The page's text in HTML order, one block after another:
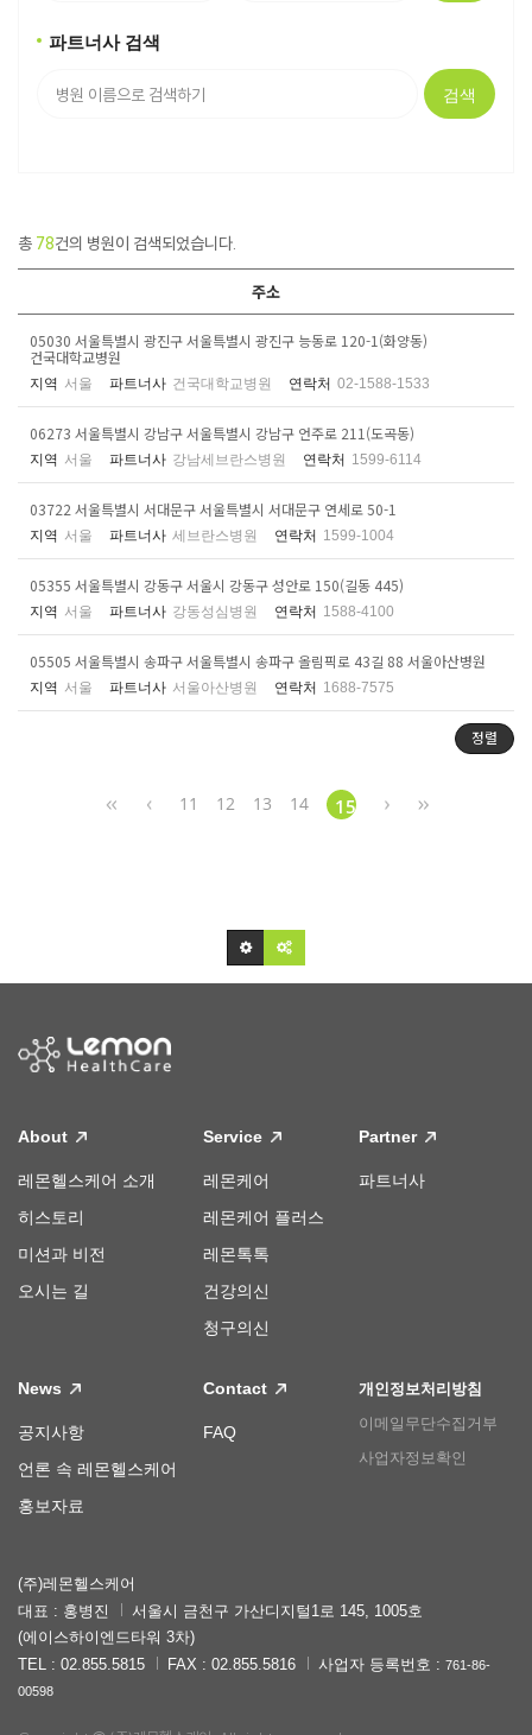
파트너사 검색
검색
총 78건의 병원이 검색되었습니다.
주소
05030 서울특별시 광진구 서울특별시 광진구 능동로 120-1(화양동)
건국대학교병원
지역 서울 파트너사 건국대학교병원 연락처 02-1588-1533
06273 서울특별시 강남구 서울특별시 강남구 언주로 211(도곡동)
지역 서울 파트너사 강남세브란스병원 연락처 1599-6114
03722 서울특별시 서대문구 서울특별시 서대문구 연세로 50-1
지역 서울 파트너사 세브란스병원 연락처 1599-1004
05355 서울특별시 강동구 서울시 강동구 성안로 150(길동 445)
지역 서울 파트너사 강동성심병원 연락처 1588-4100
05505 서울특별시 송파구 서울특별시 송파구 올림픽로 43길 88 서울아산병원
지역 서울 파트너사 서울아산병원 연락처 1688-7575
정렬
11 12 13 14 15
About
레몬헬스케어 소개
히스토리
미션과 비전
오시는 길
Service
레몬케어
레몬케어 플러스
레몬톡톡
건강의신
청구의신
Partner
파트너사
News
공지사항
언론 속 레몬헬스케어
홍보자료
Contact
FAQ
개인정보처리방침
이메일무단수집거부
사업자정보확인
(주)레몬헬스케어
대표 : 홍병진
서울시 금천구 가산디지털1로 145, 1005호
(에이스하이엔드타워 3차)
TEL : 02.855.5815
FAX : 02.855.5816 사업자 등록번호 : 761-86-
00598